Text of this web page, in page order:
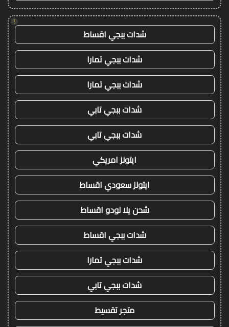
!
شدات ببجي اقساط
شدات ببجي تمارا
شدات ببجي تمارا
شدات ببجي تابي
شدات ببجي تابي
ايتونز امريكي
ايتونز سعودي اقساط
شحن يلا لودو اقساط
شدات ببجي اقساط
شدات ببجي تمارا
شدات ببجي تابي
متجر تقسيط